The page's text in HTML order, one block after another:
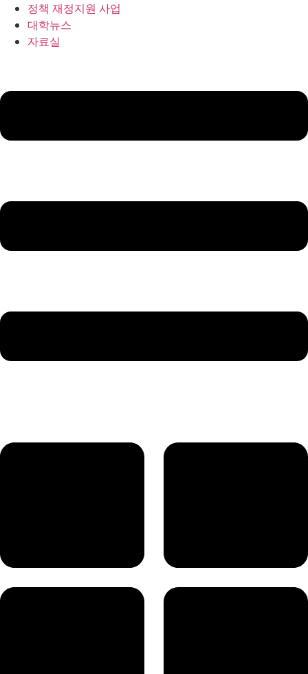
정책 재정지원 사업
대학뉴스
자료실